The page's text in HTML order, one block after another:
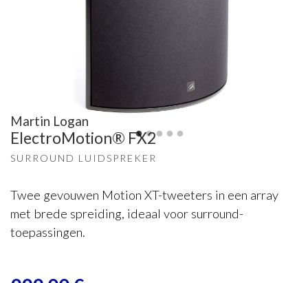
Martin Logan
ElectroMotion® FX2
SURROUND LUIDSPREKER
Twee gevouwen Motion XT-tweeters in een array
met brede spreiding, ideaal voor surround-
toepassingen.